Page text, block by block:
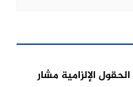
الحقول الإلزامية مشار